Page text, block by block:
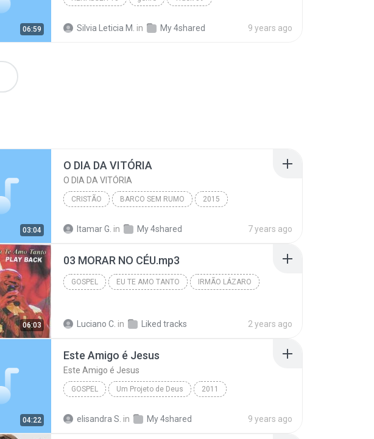
06:59 Silvia Leticia M. in My 4shared 9 years ago
03:04
O DIA DA VITÓRIA
O DIA DA VITÓRIA
CRISTÃO BARCO SEM RUMO 2015
Itamar G. in My 4shared 7 years ago
06:03
03 MORAR NO CÉU.mp3
GOSPEL EU TE AMO TANTO IRMÃO LÁZARO
Luciano C. in Liked tracks 2 years ago
04:22
Este Amigo é Jesus
Este Amigo é Jesus
GOSPEL Um Projeto de Deus 2011
elisandra S. in My 4shared 9 years ago